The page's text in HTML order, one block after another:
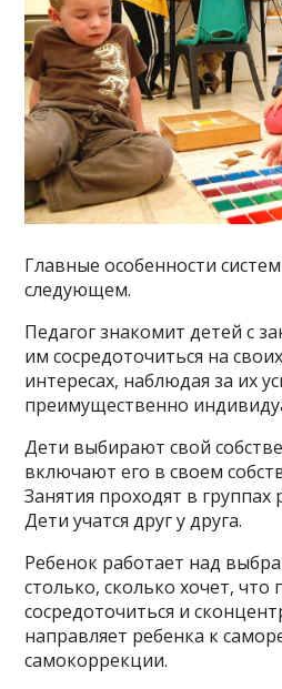
Главные особенности
следующем.
Педагог знакомит детей с
им сосредоточиться на
интересах, наблюдая за их
преимущественно
Дети выбирают свой
включают его в своем
Занятия проходят в группах
Дети учатся друг у друга.
Ребенок работает над
столько, сколько хочет, что
сосредоточиться и
направляет ребенка к
самокоррекции.